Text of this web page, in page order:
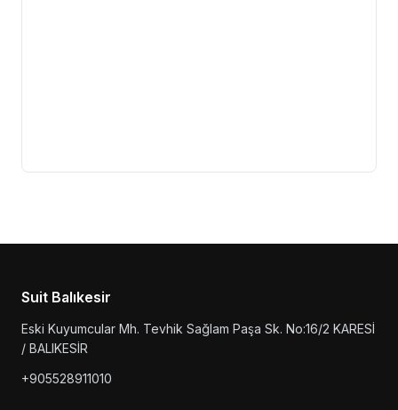
Suit Balıkesir
Eski Kuyumcular Mh. Tevhik Sağlam Paşa Sk. No:16/2 KARESİ
/ BALIKESİR
+905528911010